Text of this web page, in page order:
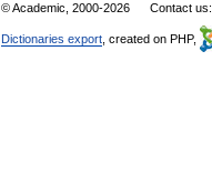
© Academic, 2000-2026 Contact us:
Dictionaries export , created on PHP,